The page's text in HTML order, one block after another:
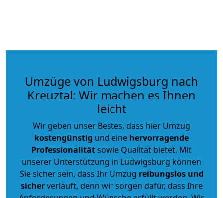
Umzüge von Ludwigsburg nach
Kreuztal: Wir machen es Ihnen
leicht
Wir geben unser Bestes, dass hier Umzug
kostengünstig und eine hervorragende
Professionalitätsowie Qualität bietet. Mit
unserer Unterstützung in Ludwigsburg können
Sie sicher sein, dass Ihr Umzug reibungslos und
sicherverläuft, denn wir sorgen dafür, dass Ihre